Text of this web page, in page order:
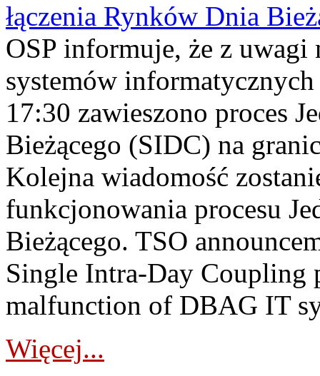
łączenia Rynków Dnia
OSP informuje, że z uwagi
systemów
17:30 zawieszono proces
Bieżącego (SIDC) na
Kolejna wiadomość
funkcjonowania procesu
Bieżącego. TSO
Single Intra-Day Coupling
malfunction of DBAG IT
Więcej...